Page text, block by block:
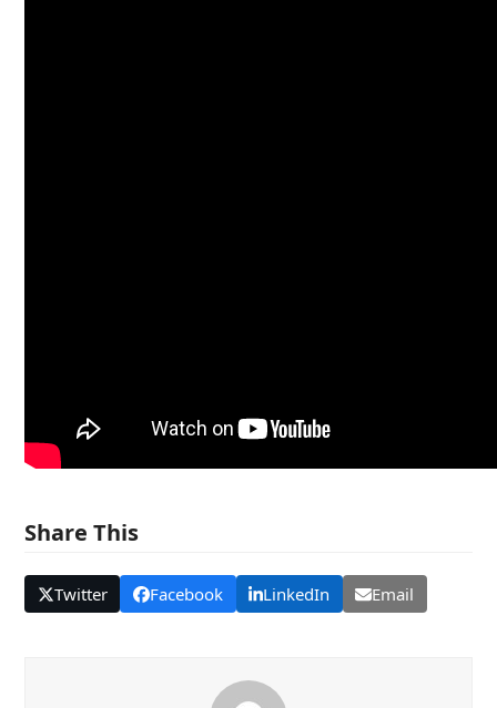
Share This
Twitter Facebook LinkedIn Email